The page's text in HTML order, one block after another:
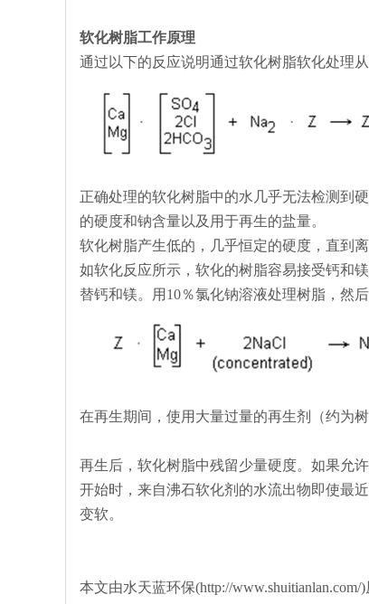
软化树脂工作原理
通过以下的反应说明通过软化树脂软化处理从
正确处理的软化树脂中的水几乎无法检测到
的硬度和钠含量以及用于再生的盐量。
软化树脂产生低的，几乎恒定的硬度，直到
如软化反应所示，软化的树脂容易接受钙和
替钙和镁。用10％氯化钠溶液处理树脂，然
在再生期间，使用大量过量的再生剂（约为
再生后，软化树脂中残留少量硬度。如果允
开始时，来自沸石软化剂的水流出物即使最
变软。
本文由水天蓝环保(http://